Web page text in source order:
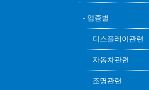
업종별
디스플레이관련
자동차관련
조명관련